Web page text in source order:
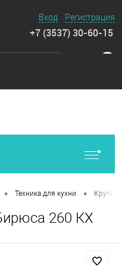
Вход Регистрация
+7 (3537) 30-60-15
• Техника для кухни •
260 КX